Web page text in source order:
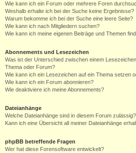
Wie kann ich ein Forum oder mehrere Foren
Weshalb erhalte ich bei der Suche keine Ergebnisse?
Warum bekomme ich bei der Suche eine leere Seite?
Wie kann ich nach Mitgliedern suchen?
Wie kann ich meine eigenen Beiträge und Themen
Abonnements und Lesezeichen
Was ist der Unterschied zwischen einem
Thema oder Forum?
Wie kann ich ein Lesezeichen auf ein Thema setzen
Wie kann ich ein Forum abonnieren?
Wie deaktiviere ich meine Abonnements?
Dateianhänge
Welche Dateianhänge sind in diesem Forum zulässig?
Kann ich eine Übersicht all meiner Dateianhänge
phpBB betreffende Fragen
Wer hat diese Forensoftware entwickelt?